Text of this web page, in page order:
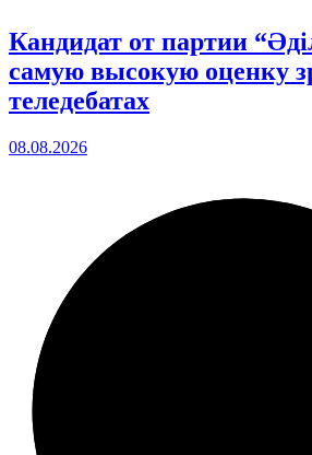
Кандидат от партии
самую высокую оценку
теледебатах
08.08.2026